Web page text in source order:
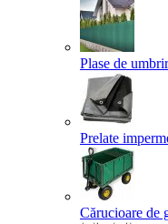
Plase de
Prelate
Cărucioare de